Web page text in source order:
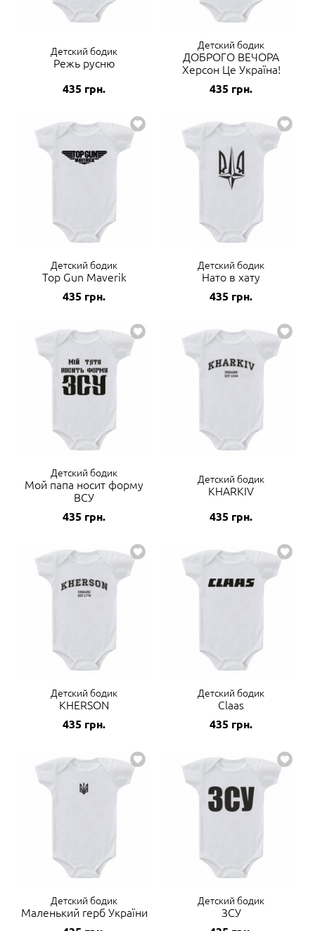
Детский бодик
Режь русню
435 грн.
Детский бодик
ДОБРОГО ВЕЧОРА
Херсон Це Україна!
435 грн.
Детский бодик
Top Gun Maverik
435 грн.
Детский бодик
Нато в хату
435 грн.
Детский бодик
Мой папа носит форму
ВСУ
435 грн.
Детский бодик
KHARKIV
435 грн.
Детский бодик
KHERSON
435 грн.
Детский бодик
Claas
435 грн.
Детский бодик
Маленький герб України
Детский бодик
ЗСУ